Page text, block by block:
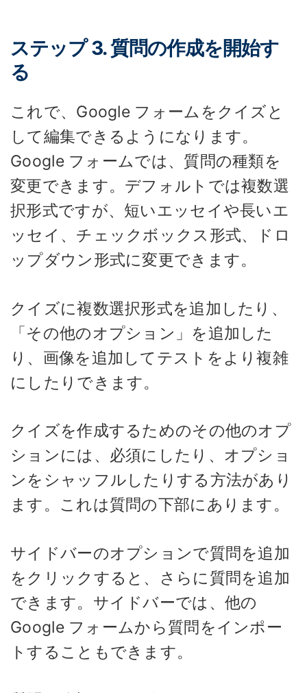
ステップ 3. 質問の作成を開始す
る
これで、Google フォームをクイズと
して編集できるようになります。
Google フォームでは、質問の種類を
変更できます。デフォルトでは複数選
択形式ですが、短いエッセイや長いエ
ッセイ、チェックボックス形式、ドロ
ップダウン形式に変更できます。
クイズに複数選択形式を追加したり、
「その他のオプション」を追加した
り、画像を追加してテストをより複雑
にしたりできます。
クイズを作成するためのその他のオプ
ションには、必須にしたり、オプショ
ンをシャッフルしたりする方法があり
ます。これは質問の下部にあります。
サイドバーのオプションで質問を追加
をクリックすると、さらに質問を追加
できます。サイドバーでは、他の
Google フォームから質問をインポー
トすることもできます。